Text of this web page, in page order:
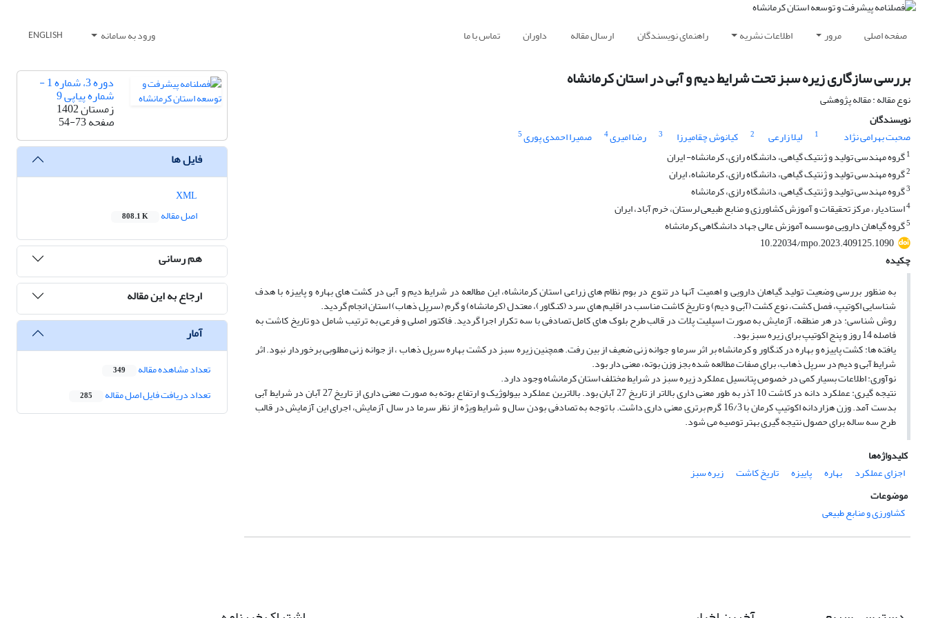
صفحه اصلی مرور اطلاعات نشریه راهنمای نویسندگان ارسال مقاله داوران تماس با ما ورود به سامانه ENGLISH
بررسی سازگاری زیره سبز تحت شرایط دیم و آبی در استان کرمانشاه
نوع مقاله : مقاله پژوهشی
نویسندگان
صحبت بهرامی نژاد
1 لیلا زارعی 2 کیانوش چقامیرزا 3 رضا امیری4 صمیرا احمدی پوری5
1گروه مهندسی تولید و ژنتیک گیاهی، دانشگاه رازی، کرمانشاه- ایران
2گروه مهندسی تولید و ژنتیک گیاهی، دانشگاه رازی، کرمانشاه، ایران
3گروه مهندسی تولید و ژنتیک گیاهی، دانشگاه رازی، کرمانشاه
4استادیار، مرکز تحقیقات و آموزش کشاورزی و منابع طبیعی لرستان، خرم آباد، ایران
5گروه گیاهان دارویی موسسه آموزش عالی جهاد دانشگاهی کرمانشاه
10.22034/mpo.2023.409125.1090
چکیده
به منظور بررسی وضعیت تولید گیاهان دارویی و اهمیت آنها در تنوع در بوم نظام های زراعی استان کرمانشاه، این مطالعه در شرایط دیم و آبی در کشت های بهاره و پاییزه با هدف
شناسایی اکوتیپ، فصل کشت، نوع کشت (آبی و دیم) و تاریخ کاشت مناسب در اقلیم ‏های سرد (کنگاور)، معتدل (کرمانشاه) و گرم (سرپل ذهاب) استان انجام گردید.
روش شناسی: در هر منطقه، آزمایش به صورت اسپلیت پلات در قالب طرح بلوک­ های کامل تصادفی با سه تکرار اجرا گردید. فاکتور اصلی و فرعی به ترتیب شامل دو تاریخ کاشت به
فاصله 14 روز و پنج اکوتیپ برای زیره سبز بود.
یافته ها: کشت پاییزه و بهاره در کنگاور و کرمانشاه بر اثر سرما و جوانه زنی ضعیف از بین رفت. همچنین زیره سبز در کشت بهاره سرپل ذهاب ، از جوانه ­زنی مطلوبی برخوردار نبود. اثر
شرایط آبی و دیم در سرپل ذهاب، برای صفات مطالعه شده بجز وزن بوته، معنی ‏دار بود.
نوآوری: اطلاعات بسیار کمی در خصوص پتانسیل عملکرد زیره سبز در شرایط مختلف استان کرمانشاه وجود دارد.
نتیجه­ گیری: عملکرد دانه در کاشت 10 آذر به طور معنی‏ داری بالاتر از تاریخ 27 آبان بود. بالاترین عملکرد بیولوژیک و ارتفاع بوته به صورت معنی ‎داری از تاریخ 27 آبان در شرایط آبی
بدست آمد. وزن هزاردانه اکوتیپ کرمان با 16/3 گرم برتری معنی ‏داری داشت. با توجه به تصادفی بودن سال و شرایط ویژه از نظر سرما در سال آزمایش، اجرای این آزمایش در قالب
طرح سه ساله برای حصول نتیجه گیری بهتر توصیه می شود.
کلیدواژه‌ها
اجزای عملکرد
بهاره پاییزه تاریخ کاشت
زیره سبز
موضوعات
کشاورزی و منابع طبیعی
دوره 3، شماره 1 -
شماره پیاپی 9
زمستان 1402
صفحه54-73
فایل ها
اصل مقاله
808.1 K
هم رسانی
ارجاع به این مقاله
آمار
تعداد مشاهده مقاله 349
تعداد دریافت فایل اصل مقاله 285